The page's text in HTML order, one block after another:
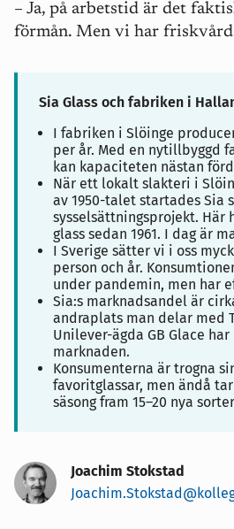
– Ja, på arbetstid är det
förmån. Men vi har
Sia Glass och fabriken i
I fabriken i Slöinge
per år. Med en nytillbyggd
kan kapaciteten nästan
När ett lokalt slakteri i
av 1950-talet startades Sia
sysselsättningsprojekt. Här
glass sedan 1961. I dag är
I Sverige sätter vi i oss
person och år.
under pandemin, men har
Sia:s marknadsandel är
andraplats man delar med
Unilever-ägda GB Glace
marknaden.
Konsumenterna är trogna
favoritglassar, men ändå
säsong fram 15–20 nya
Joachim Stokstad